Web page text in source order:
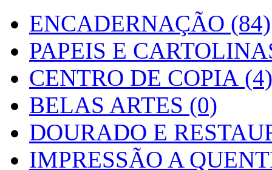
ENCADERNAÇÃO (84)
PAPEIS E
CENTRO DE COPIA (4)
BELAS ARTES (0)
DOURADO E
IMPRESSÃO A